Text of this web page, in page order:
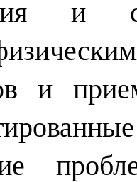
и
и